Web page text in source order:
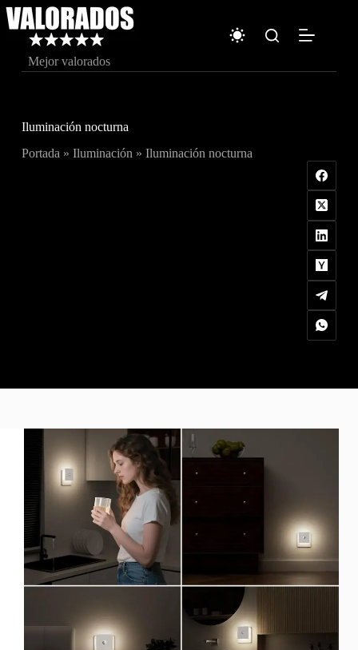
Saltar
al
contenido
Mejor valorados
Iluminación nocturna
Portada » Iluminación » Iluminación nocturna